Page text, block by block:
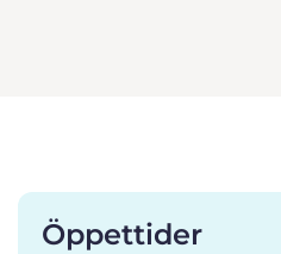
Öppettider